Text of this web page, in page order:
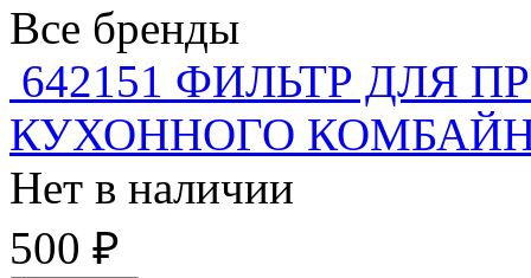
Все бренды
642151 ФИЛЬТР ДЛЯ
КУХОННОГО
Нет в наличии
500 ₽